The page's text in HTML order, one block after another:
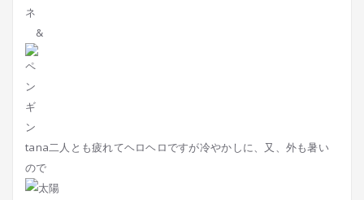
&
tana二人とも疲れてヘロヘロですが冷やかしに、又、外も暑い
ので